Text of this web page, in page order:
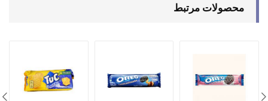
محصولات مرتبط